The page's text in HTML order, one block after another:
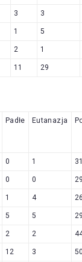
3 3
1 5
2 1
11 29
Padłe Eutanazja
0 1
0 0
1 4
5 5
2 2
12 3